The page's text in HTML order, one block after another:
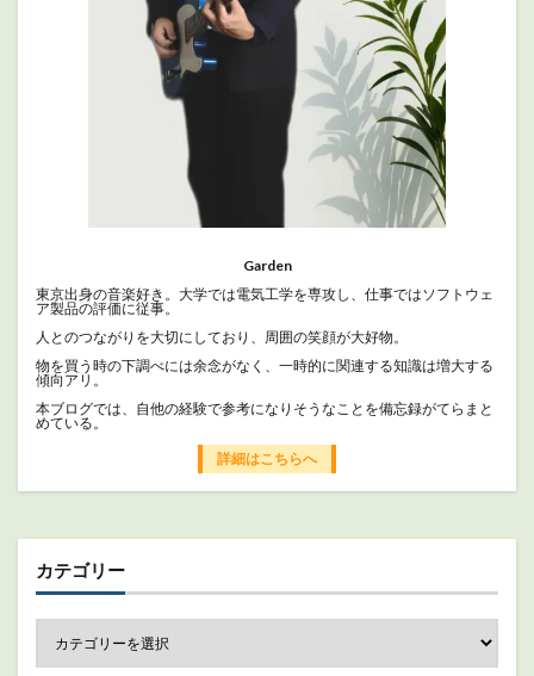
Garden
東京出身の音楽好き。大学では電気工学を専攻し、仕事ではソフトウェ
ア製品の評価に従事。
人とのつながりを大切にしており、周囲の笑顔が大好物。
物を買う時の下調べには余念がなく、一時的に関連する知識は増大する
傾向アリ。
本ブログでは、自他の経験で参考になりそうなことを備忘録がてらまと
めている。
詳細はこちらへ
カテゴリー